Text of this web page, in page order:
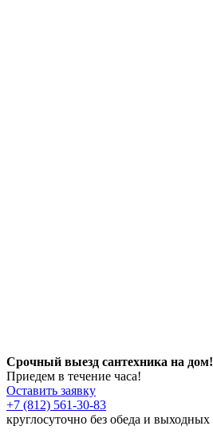
Срочный выезд сантехника на дом!
Приедем в течение часа!
Оставить заявку
+7 (812) 561-30-83
круглосуточно без обеда и выходных